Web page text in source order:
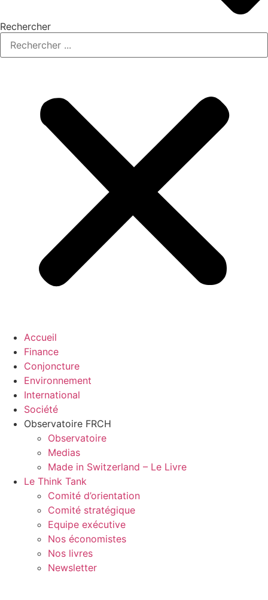
Rechercher
Accueil
Finance
Conjoncture
Environnement
International
Société
Observatoire FRCH
Observatoire
Medias
Made in Switzerland – Le Livre
Le Think Tank
Comité d’orientation
Comité stratégique
Equipe exécutive
Nos économistes
Nos livres
Newsletter